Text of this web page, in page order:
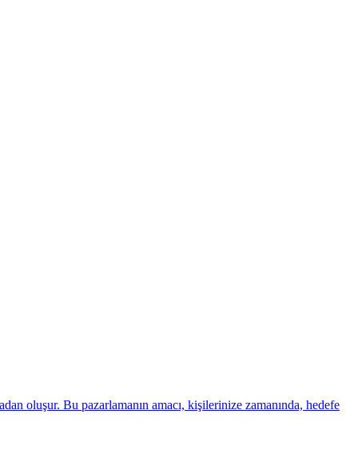
oluşur. Bu pazarlamanın amacı, kişilerinize zamanında, hedefe